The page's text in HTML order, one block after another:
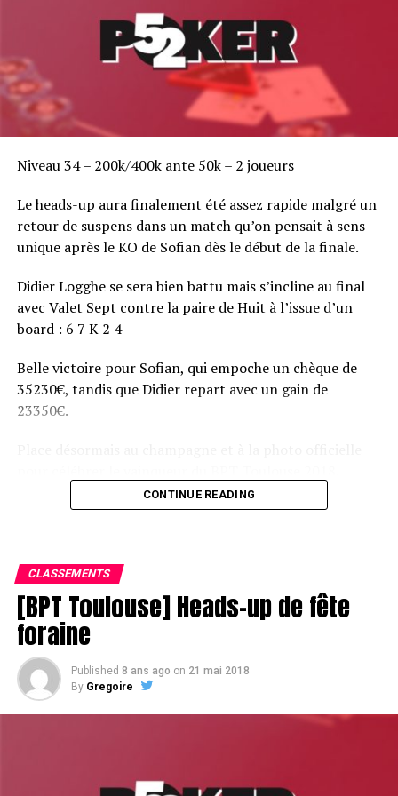
Niveau 34 – 200k/400k ante 50k – 2 joueurs
Le heads-up aura finalement été assez rapide malgré un
retour de suspens dans un match qu’on pensait à sens
unique après le KO de Sofian dès le début de la finale.
Didier Logghe se sera bien battu mais s’incline au final
avec Valet Sept contre la paire de Huit à l’issue d’un
board : 6 7 K 2 4
Belle victoire pour Sofian, qui empoche un chèque de
35230€, tandis que Didier repart avec un gain de
23350€.
CONTINUE READING
CLASSEMENTS
[BPT Toulouse] Heads-up de fête
foraine
Published 8 ans ago on 21 mai 2018
By Gregoire